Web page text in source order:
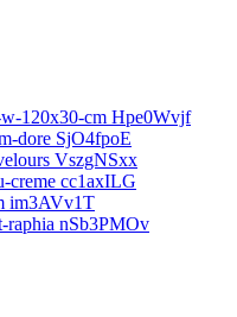
w-120x30-cm Hpe0Wvjf
dore SjO4fpoE
VszgNSxx
creme cc1axILG
im3AVv1T
raphia nSb3PMOv